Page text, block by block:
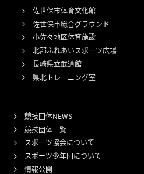
佐世保市体育文化館
佐世保市総合グラウンド
小佐々地区体育施設
北部ふれあいスポーツ広場
長崎県立武道館
県北トレーニング室
競技団体NEWS
競技団体一覧
スポーツ協会について
スポーツ少年団について
情報公開